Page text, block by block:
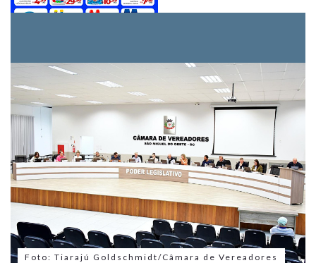
Foto: Tiarajú Goldschmidt/Câmara de Vereadores